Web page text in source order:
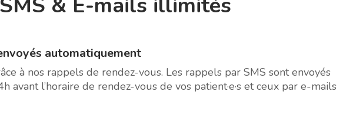
automatiquement
à nos rappels de rendez-vous. Les rappels par SMS sont envoyés
avant l’horaire de rendez-vous de vos patient·e·s et ceux par e-mails